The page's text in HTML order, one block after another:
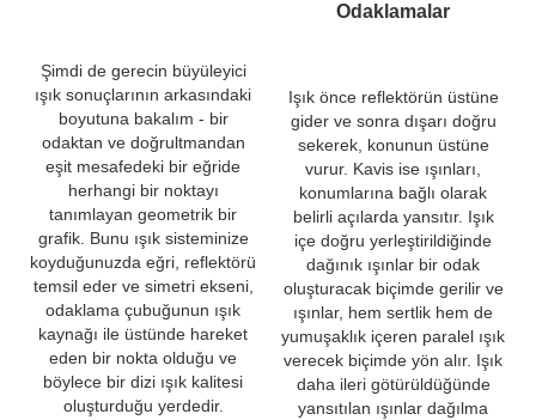
Şimdi de gerecin büyüleyici
ışık sonuçlarının arkasındaki
boyutuna bakalım - bir
odaktan ve doğrultmandan
eşit mesafedeki bir eğride
herhangi bir noktayı
tanımlayan geometrik bir
grafik. Bunu ışık sisteminize
koyduğunuzda eğri, reflektörü
temsil eder ve simetri ekseni,
odaklama çubuğunun ışık
kaynağı ile üstünde hareket
eden bir nokta olduğu ve
böylece bir dizi ışık kalitesi
oluşturduğu yerdedir.
Odaklamalar
Işık önce reflektörün üstüne
gider ve sonra dışarı doğru
sekerek, konunun üstüne
vurur. Kavis ise ışınları,
konumlarına bağlı olarak
belirli açılarda yansıtır. Işık
içe doğru yerleştirildiğinde
dağınık ışınlar bir odak
oluşturacak biçimde gerilir ve
ışınlar, hem sertlik hem de
yumuşaklık içeren paralel ışık
verecek biçimde yön alır. Işık
daha ileri götürüldüğünde
yansıtılan ışınlar dağılma